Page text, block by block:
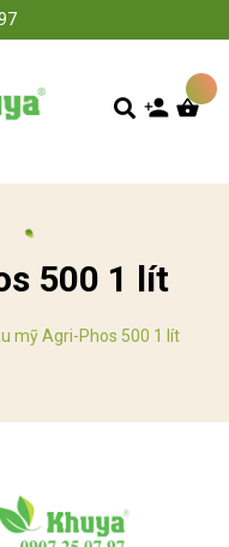
500 1 lít
mỹ Agri-Phos 500 1 lít